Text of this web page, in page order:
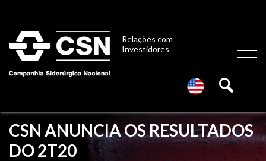
Relações com
Investidores
CSN ANUNCIA OS RESULTADOS
DO 2T20